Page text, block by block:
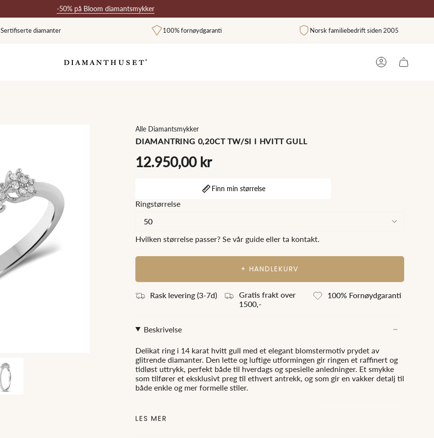
Sertifiserte diamanter 100% fornøydgaranti Norsk familiebedrift siden 2005
BRUKER
-50% på Bloom diamantsmykker
Alle Diamantsmykker
DIAMANTRING 0,20CT TW/SI I HVITT GULL
12.950,00 kr
Finn min størrelse
Ringstørrelse
Hvilken størrelse passer? Se vår guide eller ta kontakt.
+ HANDLEKURV
Rask levering (3-7d)
Gratis frakt over
1500,-
100% Fornøydgaranti
Beskrivelse
Delikat ring i 14 karat hvitt gull med et elegant blomstermotiv prydet av
glitrende diamanter. Den lette og luftige utformingen gir ringen et raffinert og
tidløst uttrykk, perfekt både til hverdags og spesielle anledninger. Et smykke
som tilfører et eksklusivt preg til ethvert antrekk, og som gir en vakker detalj til
både enkle og mer formelle stiler.
Carat:
LES MER